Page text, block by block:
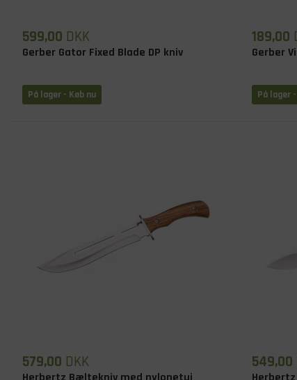
599,00 DKK
Gerber Gator Fixed Blade DP kniv
På lager - Køb nu
189,00
Gerber
På lager
579,00 DKK 549,00